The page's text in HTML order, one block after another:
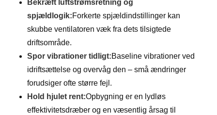
Bekræft luftstrømsretning og
spjældlogik:Forkerte spjældindstillinger kan
skubbe ventilatoren væk fra dets tilsigtede
driftsområde.
Spor vibrationer tidligt:Baseline vibrationer ved
idriftsættelse og overvåg den – små ændringer
forudsiger ofte større fejl.
Hold hjulet rent:Opbygning er en lydløs
effektivitetsdræber og en væsentlig årsag til